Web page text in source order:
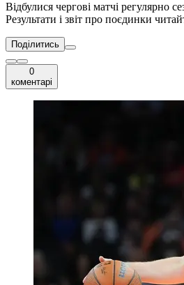
Відбулися чергові матчі регулярно
Результати і звіт про поєдинки
Поділитись
0
коментарі